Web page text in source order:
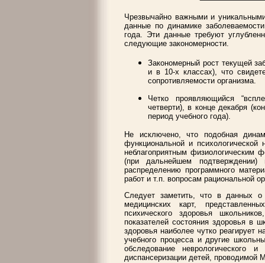
Чрезвычайно важными и
данные по динамике
года. Эти данные требуют
следующие закономерности.
Закономерный рост текущей
и в 10-х классах), что
сопротивляемости организма.
Четко проявляющийся
четверти), в конце декабря
период учебного года).
Не исключено, что подобная
функциональной и
неблагоприятным физиологическим
(при дальнейшем
распределению программного
работ и т.п. вопросам рациональной
Следует заметить, что в данных о
медицинских карт,
психического здоровья
показателей состояния здоровья в
здоровья наиболее чутко реагирует
учебного процесса и другие
обследование неврологического
диспансеризации детей, проводимой